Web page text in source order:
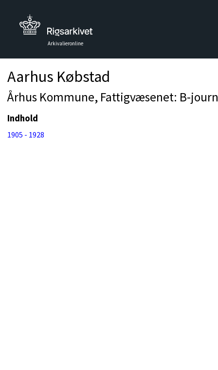
Arkivalieronline
Aarhus Købstad
Århus Kommune, Fattigvæsenet: B-
Indhold
1905 - 1928